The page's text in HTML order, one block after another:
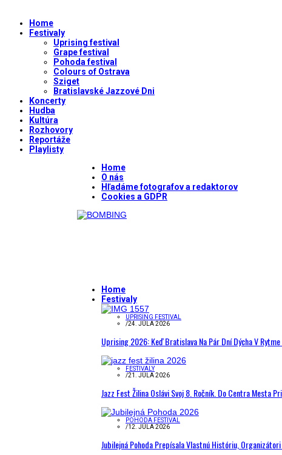
Home
Festivaly
Uprising festival
Grape festival
Pohoda festival
Colours of Ostrava
Sziget
Bratislavské Jazzové Dni
Koncerty
Hudba
Kultúra
Rozhovory
Reportáže
Playlisty
Home
O nás
Hľadáme fotografov a redaktorov
Cookies a GDPR
Home
Festivaly
UPRISING FESTIVAL
/24. JÚLA 2026
Uprising 2026: Keď Bratislava Na Pár Dní Dýcha V Rytme
FESTIVALY
/21. JÚLA 2026
Jazz Fest Žilina Oslávi Svoj 8. Ročník. Do Centra Mesta
POHODA FESTIVAL
/12. JÚLA 2026
Jubilejná Pohoda Prepísala Vlastnú Históriu,